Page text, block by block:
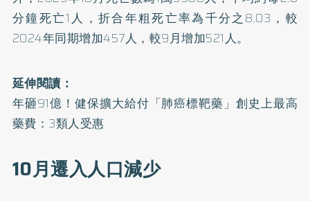
分鐘死亡1人，折合年粗死亡率為千分之8.03，較
2024年同期增加457人，較9月增加521人。
延伸閱讀：
年砸91億！健保擴大給付「肺癌標靶藥」創史上最高
藥費：3類人受惠
10月遷入人口減少